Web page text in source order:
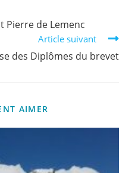
Pierre de Lemenc
Article suivant
des Diplômes du brevet
AIMER